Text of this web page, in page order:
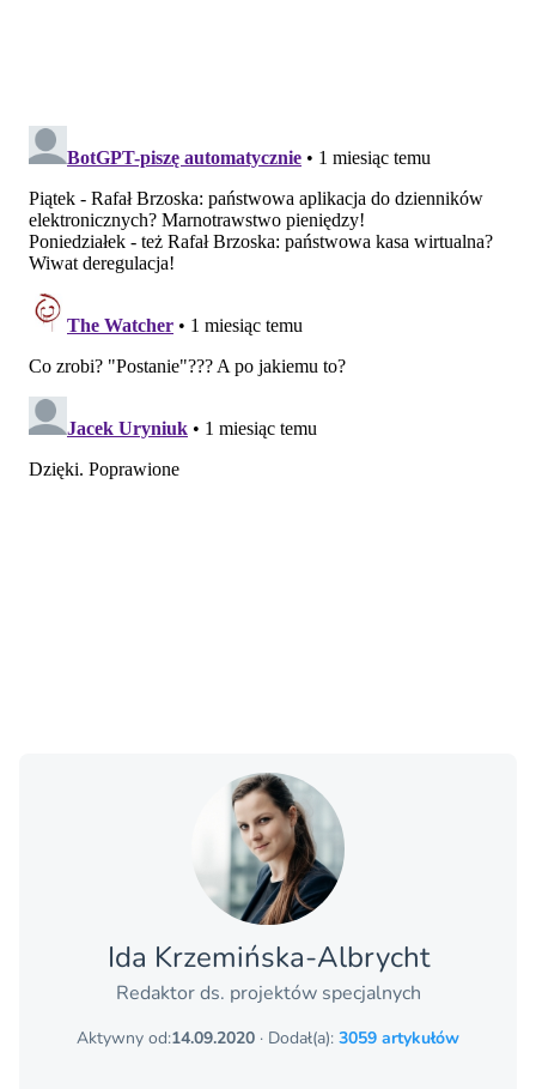
Ida Krzemińska-Albrycht
Redaktor ds. projektów specjalnych
Aktywny od:14.09.2020 · Dodał(a): 3059 artykułów